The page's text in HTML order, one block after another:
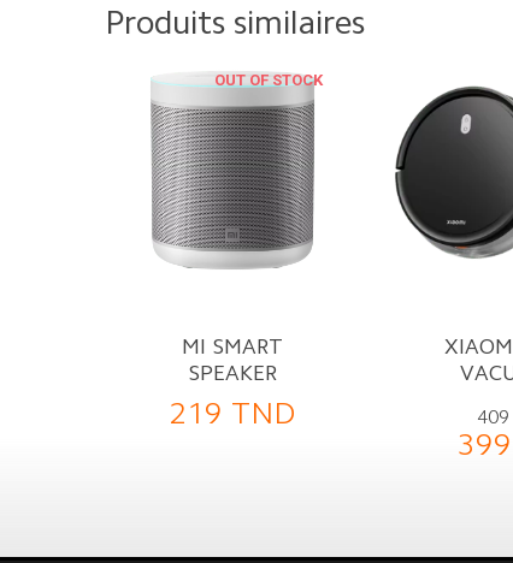
Produits similaires
OUT OF STOCK
MI SMART
SPEAKER
219 TND
399